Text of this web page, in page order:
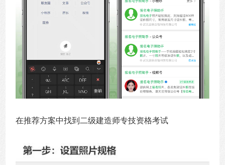
在推荐方案中找到二级建造师专技资格考试